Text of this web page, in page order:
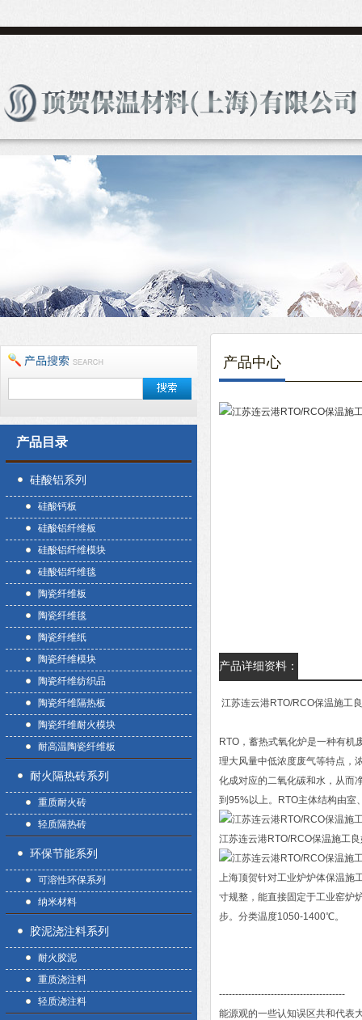
产品目录
硅酸铝系列
硅酸钙板
硅酸铝纤维板
硅酸铝纤维模块
硅酸铝纤维毯
陶瓷纤维板
陶瓷纤维毯
陶瓷纤维纸
陶瓷纤维模块
陶瓷纤维纺织品
陶瓷纤维隔热板
陶瓷纤维耐火模块
耐高温陶瓷纤维板
耐火隔热砖系列
重质耐火砖
轻质隔热砖
环保节能系列
可溶性环保系列
纳米材料
胶泥浇注料系列
耐火胶泥
重质浇注料
轻质浇注料
产品中心
产品详细资料：
江苏连云港RTO/RCO保温施工
RTO，蓄热式氧化炉是一种有机
理大风量中低浓度废气等特点，
化成对应的二氧化碳和水，从而
到95%以上。RTO主体结构由室
江苏连云港RTO/RCO保温施工
上海顶贺针对工业炉炉体保温施
寸规整，能直接固定于工业窑炉
步。分类温度1050-1400℃。
---------------------------------------
能源观的一些认知误区共和代表